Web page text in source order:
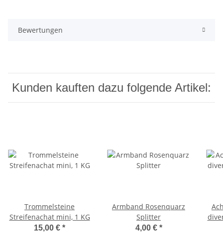
Bewertungen
Kunden kauften dazu folgende Artikel:
Trommelsteine
Streifenachat mini, 1 KG
15,00 € *
Armband Rosenquarz
Splitter
4,00 € *